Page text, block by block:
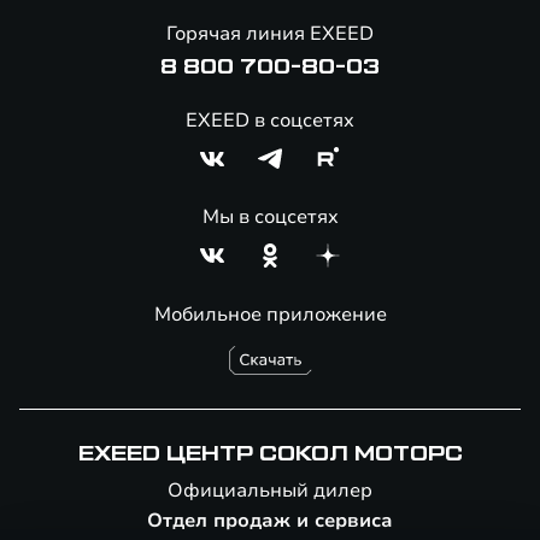
Специальные предложение
Мобильное приложение
Горячая линия EXEED
8 800 700-80-03
EXEED в соцсетях
Мы в соцсетях
EXEED ЦЕНТР СОКОЛ МОТОРС
Официальный дилер
Отдел продаж и сервиса